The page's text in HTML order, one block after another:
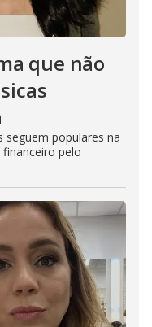
que não
seguem populares na
pelo